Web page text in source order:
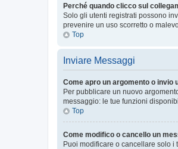
Perché quando clicco sul
Solo gli utenti registrati possono
prevenire un uso scorretto o
Top
Inviare Messaggi
Come apro un argomento o invio
Per pubblicare un nuovo
messaggio: le tue funzioni
Top
Come modifico o cancello un
Puoi modificare o cancellare solo